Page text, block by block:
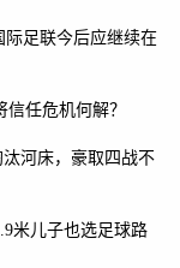
际足联今后应继续在
任危机何解？
河床，豪取四战不
米儿子也选足球路